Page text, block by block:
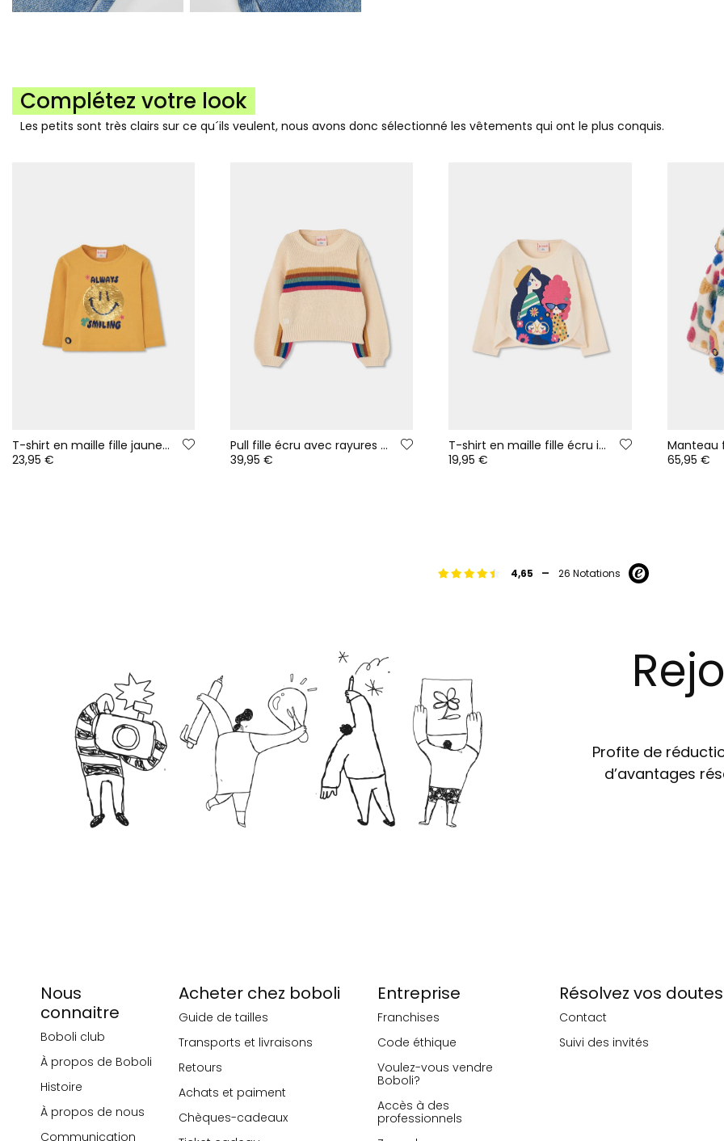
Complétez votre look
Les petits sont très clairs sur ce qu´ils veulent, nous avons donc sélectionné les vêtements qui ont le plus conquis.
T-shirt en maille fille jaune avec sequins smiley
23,95 €
Pull fille écru avec rayures multicolores
39,95 €
T-shirt en maille fille écru imprimé amies
19,95 €
65,95 €
4,65 - 26 Notations
Profite de
d’avantages
Nous
connaitre
Boboli club
À propos de Boboli
Histoire
À propos de nous
Communication
Acheter chez boboli
Guide de tailles
Transports et livraisons
Retours
Achats et paiment
Chèques-cadeaux
Entreprise
Franchises
Code éthique
Voulez-vous vendre
Boboli?
Accès à des
professionnels
Résolvez vos doutes
Contact
Suivi des invités